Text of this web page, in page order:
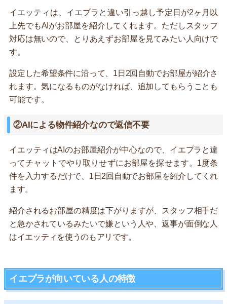
イエッティは、イエプラと違い引っ越し予定日が2ヶ月以
上先でもAIがお部屋を紹介してくれます。ただしスタッフ
対応は無いので、とりあえずお部屋を見てみたい人向けで
す。
設定した希望条件に沿って、1日2回自動でお部屋が紹介さ
れます。気になるものがなければ、追加してもらうことも
可能です。
②AIによる物件紹介なので返信不要
イエッティはAIのお部屋紹介が中心なので、イエプラと違
ってチャットでやり取りせずにお部屋を探せます。1度条
件を入力するだけで、1日2回自動でお部屋を紹介してくれ
ます。
紹介されるお部屋の精度は下がりますが、スタッフ相手だ
と急かされているみたいで嫌という人や、返事が面倒な人
はイエッティを使うのもアリです。
イエプラが向いている人の特徴